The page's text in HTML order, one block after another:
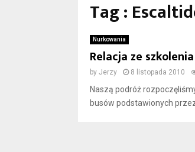
Tag :
Nurkowania
Relacja ze
by Jerzy 8 listopada 2010
Naszą podróż
busów podstawionych